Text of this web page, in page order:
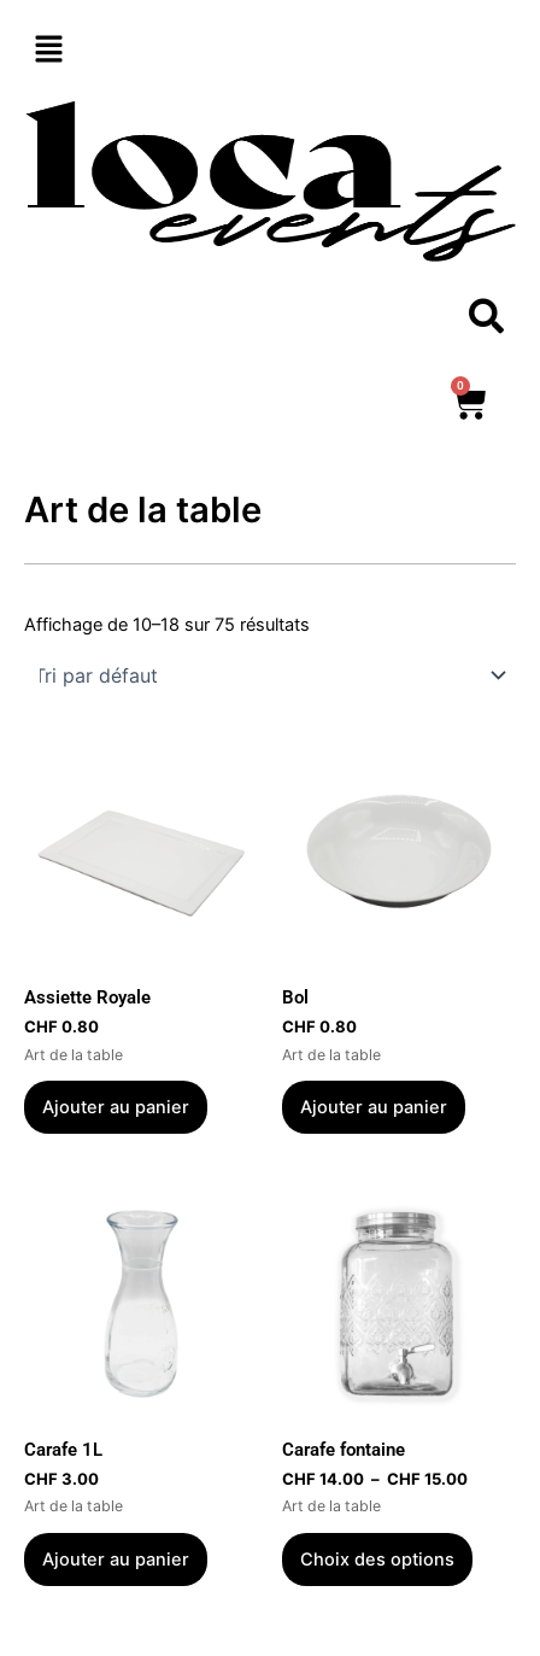
0
Art de la table
Affichage de 10–18 sur 75 résultats
Assiette Royale
CHF0.80
Art de la table
Ajouter au panier
Bol
CHF0.80
Art de la table
Ajouter au panier
Carafe 1L
CHF3.00
Art de la table
Ajouter au panier
Carafe fontaine
CHF14.00 – CHF15.00
Art de la table
Choix des options
page
du